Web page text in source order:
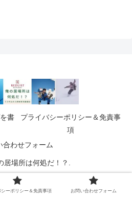
書
プライバシーポリシー＆免責事
項
合わせフォーム
場所は何処だ！？.
シーポリシー＆免責事項 お問い合わせフォーム